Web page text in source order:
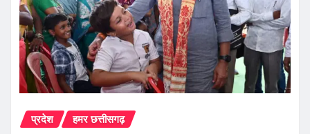
प्रदेश हमर छत्तीसगढ़